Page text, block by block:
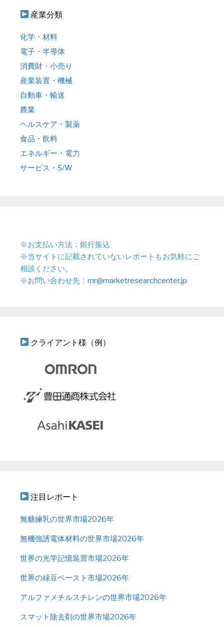
産業分類
化学・材料
電子・半導体
消費財・小売り
産業装置・機械
自動車・輸送
農業
ヘルスケア・製薬
食品・飲料
エネルギー・電力
サービス・S/W
※お支払い方法：銀行振込
※当サイトに記載されていないレポートもお気軽にご
相談ください。
※お問い合わせ先： mr@marketresearchcenter.jp
クライアント様（例）
注目レポート
無糖練乳の世界市場2026年
無機強誘電体材料の世界市場2026年
世界の光学記憶装置市場2026年
世界の緑豆ペースト市場2026年
アルファメチルスチレンの世界市場2026年
スマット除去剤の世界市場2026年